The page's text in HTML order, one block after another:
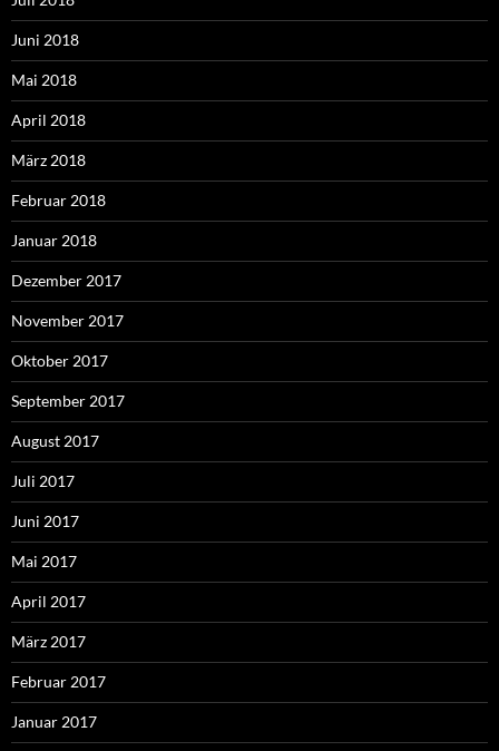
Juni 2018
Mai 2018
April 2018
März 2018
Februar 2018
Januar 2018
Dezember 2017
November 2017
Oktober 2017
September 2017
August 2017
Juli 2017
Juni 2017
Mai 2017
April 2017
März 2017
Februar 2017
Januar 2017